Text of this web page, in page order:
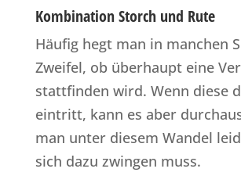
Kombination Storch und Rute
Häufig hegt man in manchen
Zweifel, ob überhaupt eine
stattfinden wird. Wenn diese
eintritt, kann es aber
man unter diesem Wandel
sich dazu zwingen muss.